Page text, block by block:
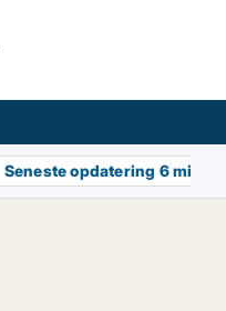
Seneste opdatering 6 min